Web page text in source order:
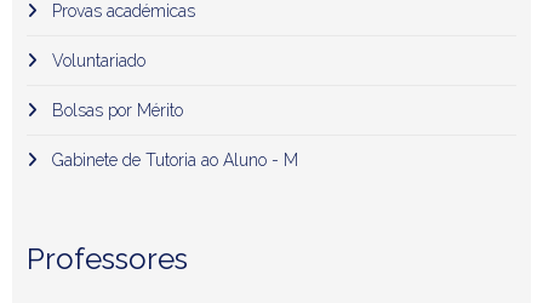
Provas académicas
Voluntariado
Bolsas por Mérito
Gabinete de Tutoria ao Aluno - M
Professores